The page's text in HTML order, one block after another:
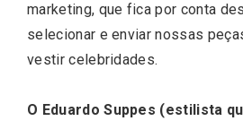
marketing, que fica por conta
selecionar e enviar nossas
vestir celebridades.
O Eduardo Suppes (estilista